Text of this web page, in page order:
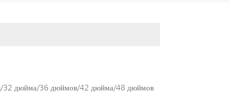
32 дюйма/36 дюймов/42 дюйма/48 дюймов